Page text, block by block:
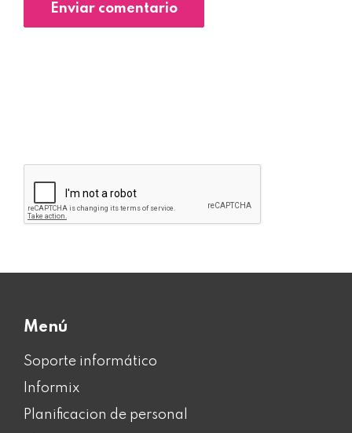
Enviar comentario
Menú
Soporte informático
Informix
Planificacion de personal